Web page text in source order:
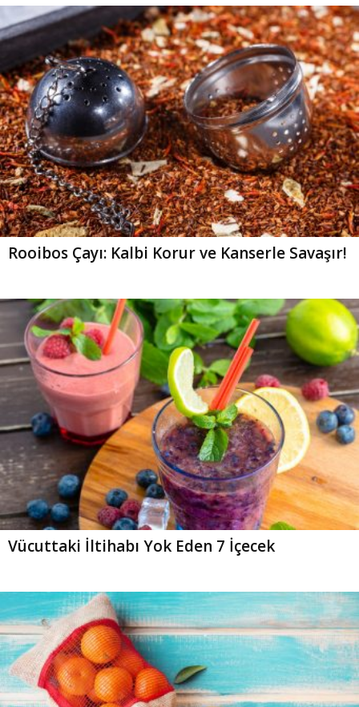
Rooibos Çayı: Kalbi Korur ve Kanserle Savaşır!
Vücuttaki İltihabı Yok Eden 7 İçecek